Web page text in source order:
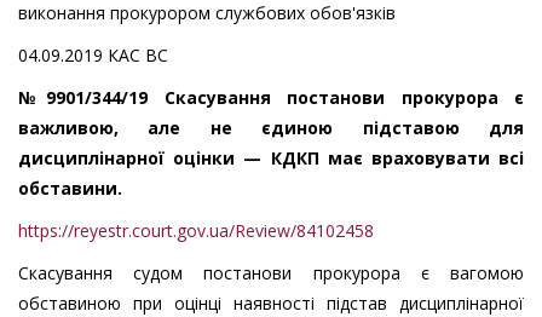
виконання прокурором службових обов'язків
04.09.2019 КАC ВС
№9901/344/19 Скасування постанови прокурора є
важливою, але не єдиною підставою для
дисциплінарної оцінки — КДКП має враховувати всі
обставини.
https://reyestr.court.gov.ua/Review/84102458
Скасування судом постанови прокурора є вагомою
обставиною при оцінці наявності підстав дисциплінарної